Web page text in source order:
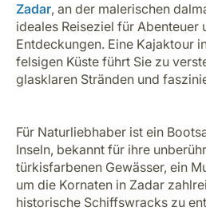
Zadar, an der malerischen
ideales Reiseziel für Abenteuer
Entdeckungen. Eine Kajaktour
felsigen Küste führt Sie zu
glasklaren Stränden und
Für Naturliebhaber ist ein
Inseln, bekannt für ihre
türkisfarbenen Gewässer, ein
um die Kornaten in Zadar
historische Schiffswracks zu